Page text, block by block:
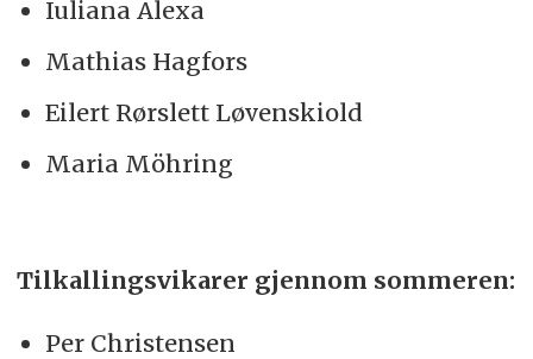
Iuliana Alexa
Mathias Hagfors
Eilert Rørslett Løvenskiold
Maria Möhring
Tilkallingsvikarer gjennom sommeren:
Per Christensen